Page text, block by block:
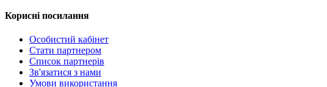
Корисні посилання
Особистий кабінет
Стати партнером
Список партнерів
Зв'язатися з нами
Умови використання